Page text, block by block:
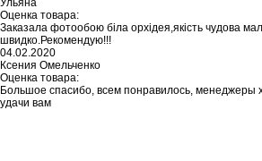
Ульяна
Оценка товара:
Заказала фотообою біла орхідея,якість чудова
швидко.Рекомендую!!!
04.02.2020
Ксения Омельченко
Оценка товара:
Большое спасибо, всем понравилось, менеджеры
удачи вам